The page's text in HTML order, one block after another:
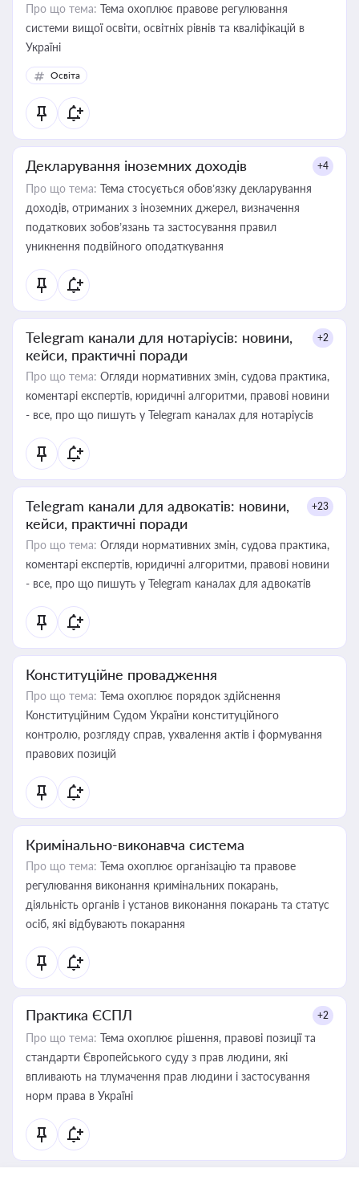
Про що тема: Тема охоплює правове регулювання
системи вищої освіти, освітніх рівнів та кваліфікацій в
Україні
Освіта
Декларування іноземних доходів +4
Про що тема: Тема стосується обов’язку декларування
доходів, отриманих з іноземних джерел, визначення
податкових зобов’язань та застосування правил
уникнення подвійного оподаткування
Telegram канали для нотаріусів: новини,
кейси, практичні поради
+2
Про що тема: Огляди нормативних змін, судова практика,
коментарі експертів, юридичні алгоритми, правові новини
- все, про що пишуть у Telegram каналах для нотаріусів
Telegram канали для адвокатів: новини,
кейси, практичні поради
+23
Про що тема: Огляди нормативних змін, судова практика,
коментарі експертів, юридичні алгоритми, правові новини
- все, про що пишуть у Telegram каналах для адвокатів
Конституційне провадження
Про що тема: Тема охоплює порядок здійснення
Конституційним Судом України конституційного
контролю, розгляду справ, ухвалення актів і формування
правових позицій
Кримінально-виконавча система
Про що тема: Тема охоплює організацію та правове
регулювання виконання кримінальних покарань,
діяльність органів і установ виконання покарань та статус
осіб, які відбувають покарання
Практика ЄСПЛ +2
Про що тема: Тема охоплює рішення, правові позиції та
стандарти Європейського суду з прав людини, які
впливають на тлумачення прав людини і застосування
норм права в Україні